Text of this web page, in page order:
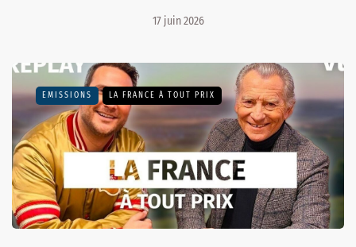
17 juin 2026
EMISSIONS LA FRANCE À TOUT PRIX